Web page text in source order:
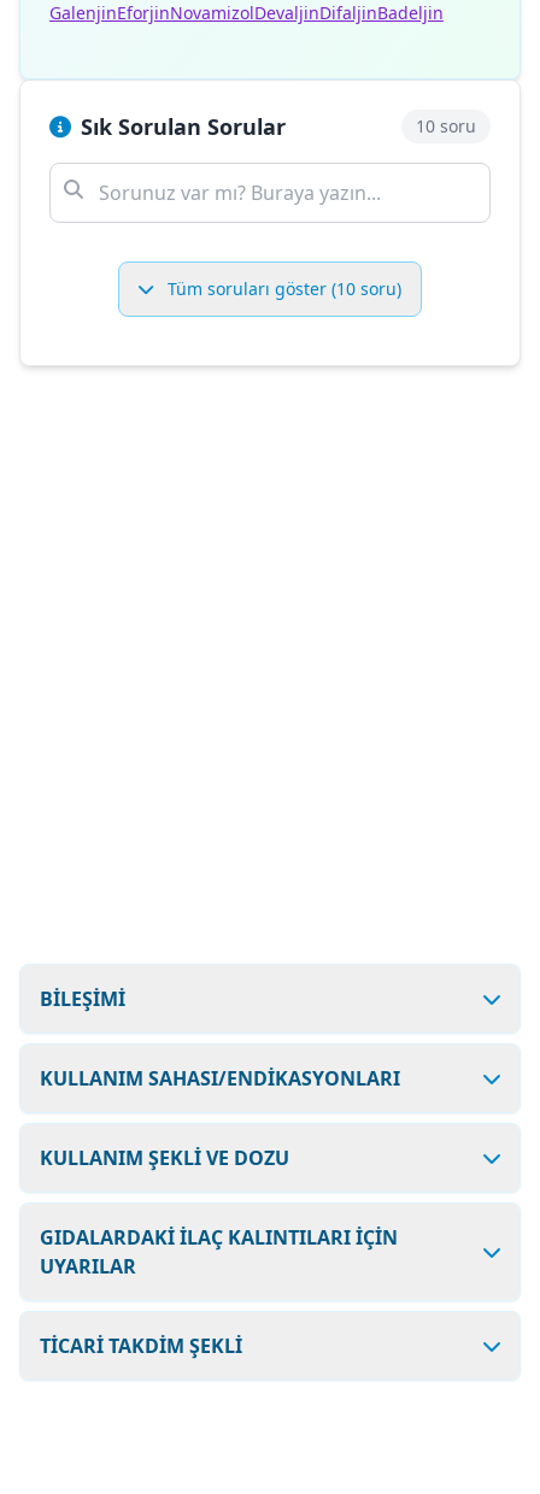
GalenjinEforjinNovamizolDevaljinDifaljinBadeljin
Sık Sorulan Sorular 10 soru
Tüm soruları göster (10 soru)
BİLEŞİMİ
KULLANIM SAHASI/ENDİKASYONLARI
KULLANIM ŞEKLİ VE DOZU
GIDALARDAKİ İLAÇ KALINTILARI İÇİN
UYARILAR
TİCARİ TAKDİM ŞEKLİ